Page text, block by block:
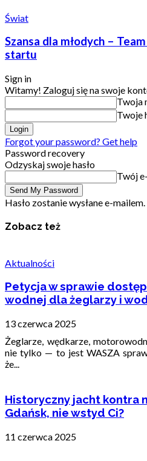
Świat
Szansa dla młodych –
startu
Sign in
Witamy! Zaloguj się na swoje
Twoja
Twoje
Forgot your password? Get help
Password recovery
Odzyskaj swoje hasło
Twój
Hasło zostanie wysłane e-mailem.
Zobacz też
Aktualności
Petycja w sprawie
wodnej dla żeglarzy i
13 czerwca 2025
Żeglarze, wędkarze,
nie tylko — to jest WASZA
że...
Historyczny jacht kontra
Gdańsk, nie wstyd Ci?
11 czerwca 2025